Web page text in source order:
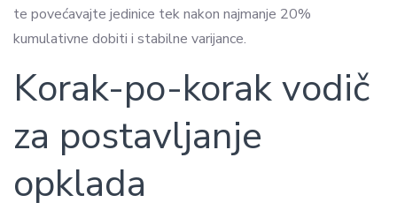
te povećavajte jedinice tek nakon najmanje 20%
kumulativne dobiti i stabilne varijance.
Korak-po-korak vodič
za postavljanje
opklada